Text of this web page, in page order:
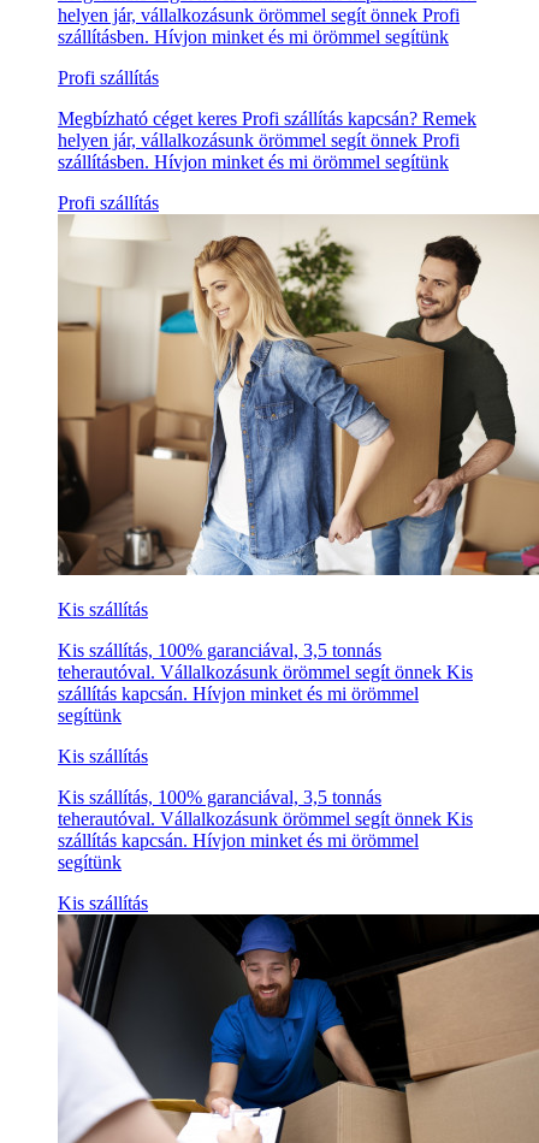
helyen jár, vállalkozásunk örömmel segít önnek Profi
szállításben. Hívjon minket és mi örömmel segítünk
Profi szállítás
Megbízható céget keres Profi szállítás kapcsán? Remek
helyen jár, vállalkozásunk örömmel segít önnek Profi
szállításben. Hívjon minket és mi örömmel segítünk
Profi szállítás
Kis szállítás
Kis szállítás, 100% garanciával, 3,5 tonnás
teherautóval. Vállalkozásunk örömmel segít önnek Kis
szállítás kapcsán. Hívjon minket és mi örömmel
segítünk
Kis szállítás
Kis szállítás, 100% garanciával, 3,5 tonnás
teherautóval. Vállalkozásunk örömmel segít önnek Kis
szállítás kapcsán. Hívjon minket és mi örömmel
segítünk
Kis szállítás